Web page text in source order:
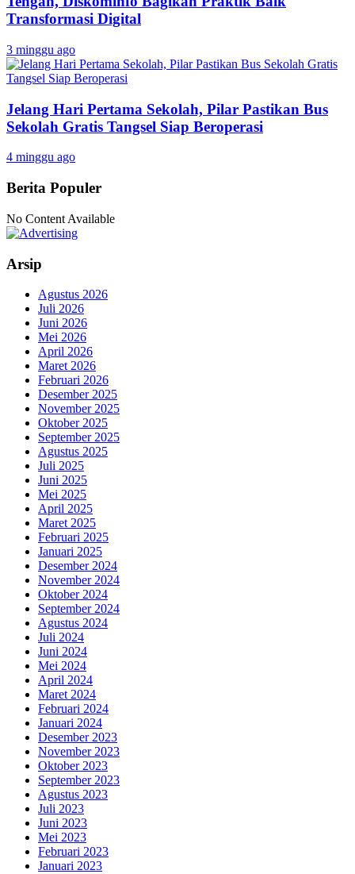
Transformasi Digital
3 minggu ago
Jelang Hari Pertama Sekolah, Pilar Pastikan Bus
Sekolah Gratis Tangsel Siap Beroperasi
4 minggu ago
Berita Populer
No Content Available
Arsip
Agustus 2026
Juli 2026
Juni 2026
Mei 2026
April 2026
Maret 2026
Februari 2026
Desember 2025
November 2025
Oktober 2025
September 2025
Agustus 2025
Juli 2025
Juni 2025
Mei 2025
April 2025
Maret 2025
Februari 2025
Januari 2025
Desember 2024
November 2024
Oktober 2024
September 2024
Agustus 2024
Juli 2024
Juni 2024
Mei 2024
April 2024
Maret 2024
Februari 2024
Januari 2024
Desember 2023
November 2023
Oktober 2023
September 2023
Agustus 2023
Juli 2023
Juni 2023
Mei 2023
Februari 2023
Januari 2023